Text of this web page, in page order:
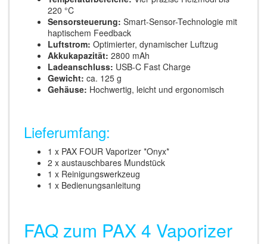
220 °C
Sensorsteuerung: Smart-Sensor-Technologie mit
haptischem Feedback
Luftstrom: Optimierter, dynamischer Luftzug
Akkukapazität: 2800 mAh
Ladeanschluss: USB-C Fast Charge
Gewicht: ca. 125 g
Gehäuse: Hochwertig, leicht und ergonomisch
Lieferumfang:
1 x PAX FOUR Vaporizer *Onyx*
2 x austauschbares Mundstück
1 x Reinigungswerkzeug
1 x Bedienungsanleitung
FAQ zum PAX 4 Vaporizer